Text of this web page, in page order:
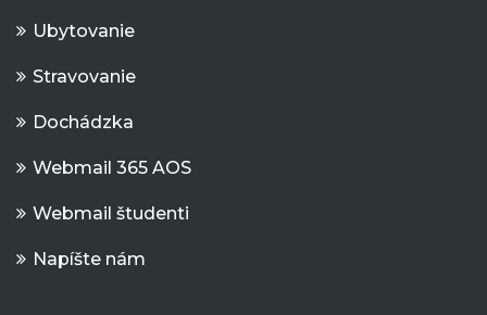
Ubytovanie
Stravovanie
Dochádzka
Webmail 365 AOS
Webmail študenti
Napíšte nám